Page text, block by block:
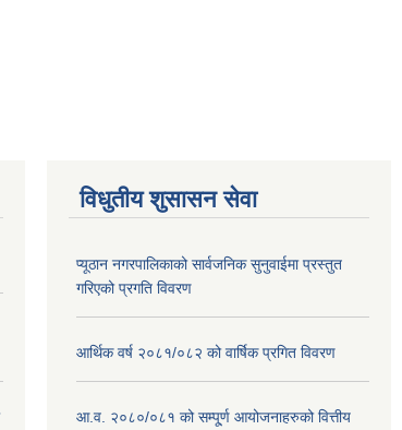
विधुतीय शुसासन सेवा
प्यूठान नगरपालिकाको सार्वजनिक सुनुवाईमा प्रस्तुत
गरिएको प्रगति विवरण
आर्थिक वर्ष २०८१/०८२ को वार्षिक प्रगित विवरण
आ.व. २०८०/०८१ को सम्पू्र्ण आयोजनाहरुको वित्तीय